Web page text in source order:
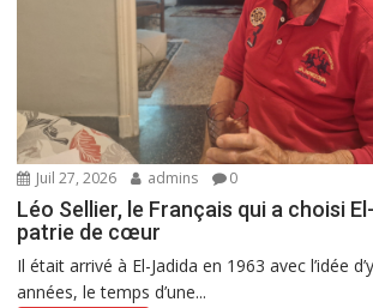
Juil 27, 2026 admins 0
Léo Sellier, le Français qui a choisi
patrie de cœur
Il était arrivé à El-Jadida en 1963 avec l’idée
années, le temps d’une...